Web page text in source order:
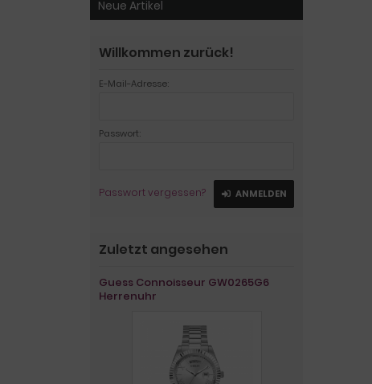
Neue Artikel
Willkommen zurück!
E-Mail-Adresse:
Passwort:
Passwort vergessen? ANMELDEN
Zuletzt angesehen
Guess Connoisseur GW0265G6
Herrenuhr